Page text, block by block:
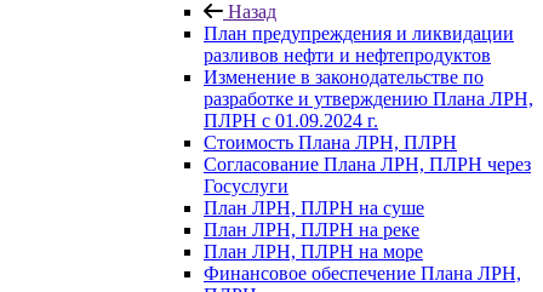
Назад
План предупреждения и ликвидации
разливов нефти и нефтепродуктов
Изменение в законодательстве по
разработке и утверждению Плана ЛРН,
ПЛРН с 01.09.2024 г.
Стоимость Плана ЛРН, ПЛРН
Согласование Плана ЛРН, ПЛРН через
Госуслуги
План ЛРН, ПЛРН на суше
План ЛРН, ПЛРН на реке
План ЛРН, ПЛРН на море
Финансовое обеспечение Плана ЛРН,